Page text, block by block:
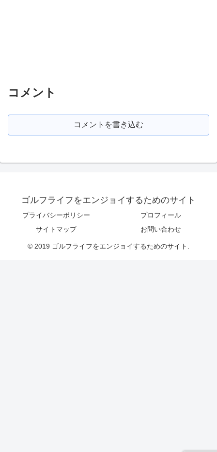
コメント
コメントを書き込む
ゴルフライフをエンジョイするためのサイト
プライバシーポリシー
プロフィール
サイトマップ
お問い合わせ
© 2019 ゴルフライフをエンジョイするためのサイト.